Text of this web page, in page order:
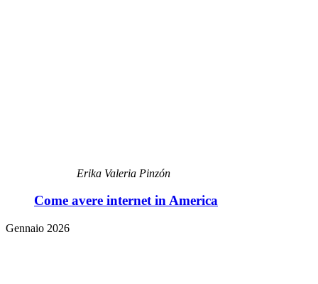
Erika Valeria Pinzón
Come avere internet in America
Gennaio 2026